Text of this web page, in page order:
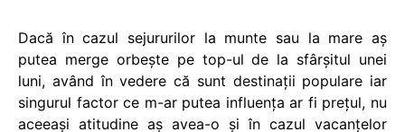
Dacă în cazul sejururilor la munte sau la mare aş
putea merge orbeşte pe top-ul de la sfârşitul unei
luni, având în vedere că sunt destinaţii populare iar
singurul factor ce m-ar putea influenţa ar fi preţul, nu
aceeaşi atitudine aş avea-o şi în cazul vacanţelor